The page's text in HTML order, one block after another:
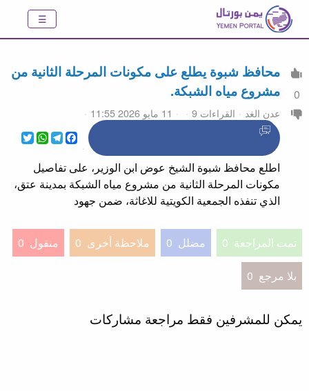
0
محافظ شبوة يطلع على مكونات المرحلة الثانية من
مشروع مياه الشبكة.
عدن الغد القراءات 9
11 مايو 2026 11:55
Twitter
WhatsApp
Telegram
Facebook
اطلع محافظ شبوة الشيخ عوض ابن الوزير، على تفاصيل
مكونات المرحلة الثانية من مشروع مياه الشبكة بمدينة عتق،
الذي تنفذه الجمعية الكويتية للاغاثة، ضمن جهود
تمت المراجعة 0 مضلل 0 ملاحظة أخرى 0 منقول 0
بلا مرجع 0
يمكن للمشرفين فقط مراجعة مشاركات